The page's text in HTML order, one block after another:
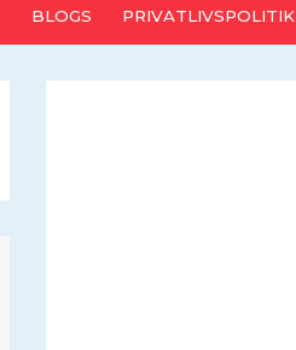
BLOGS PRIVATLIVSPOLITIK